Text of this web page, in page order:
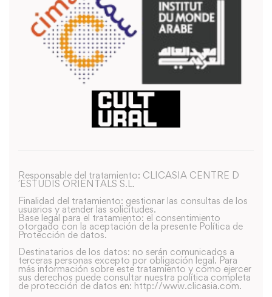
Responsable del tratamiento: CLICASIA CENTRE D
´ESTUDIS ORIENTALS S.L.
Finalidad del tratamiento: gestionar las consultas de los
usuarios y atender las solicitudes.
Base legal para el tratamiento: el consentimiento
otorgado con la aceptación de la presente Política de
Protección de datos.
Destinatarios de los datos: no serán comunicados a
terceras personas excepto por obligación legal. Para
más información sobre este tratamiento y como ejercer
sus derechos puede consultar nuestra política completa
de protección de datos en: http://www.clicasia.com.